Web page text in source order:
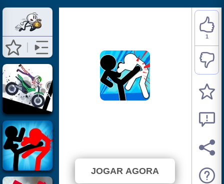
JOGAR AGORA
1